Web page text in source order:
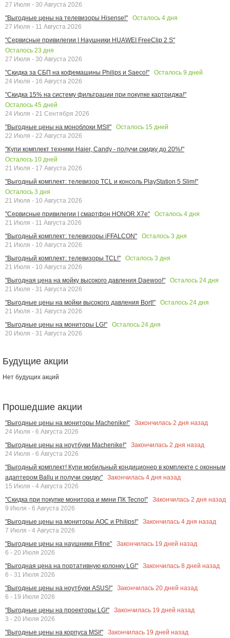
27 Июля - 30 Августа 2026
"Выгодные цены на телевизоры Hisense!"
Осталось 4 дня
27 Июля - 11 Августа 2026
"Сервисные привилегии | Наушники HUAWEI FreeClip 2 S"
Осталось 23 дня
27 Июля - 30 Августа 2026
"Скидка за СБП на кофемашины Philips и Saeco!"
Осталось 9 дней
24 Июля - 16 Августа 2026
"Скидка 15% на систему фильтрации при покупке картриджа!"
Осталось 45 дней
24 Июля - 21 Сентября 2026
"Выгодные цены на моноблоки MSI!"
Осталось 15 дней
22 Июля - 22 Августа 2026
"Купи комплект техники Haier, Candy - получи скидку до 20%!"
Осталось 10 дней
21 Июля - 17 Августа 2026
"Выгодный комплект: телевизор TCL и консоль PlayStation 5 Slim!"
Осталось 3 дня
21 Июля - 10 Августа 2026
"Сервисные привилегии | смартфон HONOR X7e"
Осталось 4 дня
21 Июля - 11 Августа 2026
"Выгодный комплект: телевизоры iFFALCON"
Осталось 3 дня
21 Июля - 10 Августа 2026
"Выгодный комплект: телевизоры TCL!"
Осталось 3 дня
21 Июля - 10 Августа 2026
"Выгодная цена на мойку высокого давления Daewoo!"
Осталось 24 дня
21 Июля - 31 Августа 2026
"Выгодные цены на мойки высокого давления Bort!"
Осталось 24 дня
21 Июля - 31 Августа 2026
"Выгодные цены на мониторы LG!"
Осталось 24 дня
20 Июля - 31 Августа 2026
Будущие акции
Нет будущих акций
Прошедшие акции
"Выгодные цены на мониторы Machenike!" Закончилась 2 дня назад
24 Июля - 6 Августа 2026
"Выгодные цены на ноутбуки Machenike!"
Закончилась 2 дня назад
24 Июля - 6 Августа 2026
"Выгодный комплект! Купи мобильный кондиционер в комплекте с оконным
адаптером Ballu и получи скидку"
Закончилась 4 дня назад
15 Июля - 4 Августа 2026
"Скидка при покупке монитора и мини ПК Tecno!"
Закончилась 2 дня назад
9 Июля - 6 Августа 2026
"Выгодные цены на мониторы AOC и Philips!"
Закончилась 4 дня назад
7 Июля - 4 Августа 2026
"Выгодные цены на наушники Fifine"
Закончилась 19 дней назад
6 - 20 Июля 2026
"Выгодная цена на портативную колонку LG!"
Закончилась 8 дней назад
6 - 31 Июля 2026
"Выгодные цены на ноутбуки ASUS!"
Закончилась 20 дней назад
6 - 19 Июля 2026
"Выгодные цены на проекторы LG!"
Закончилась 19 дней назад
3 - 20 Июля 2026
"Выгодные цены на корпуса MSI!"
Закончилась 19 дней назад